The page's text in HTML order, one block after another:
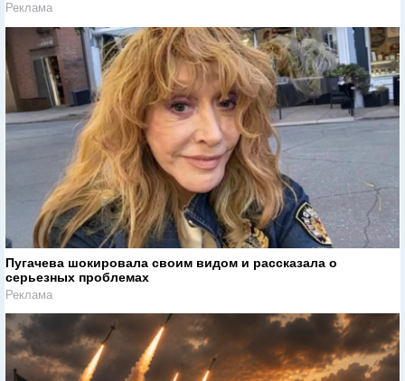
Реклама
Пугачева шокировала своим видом и рассказала о
серьезных проблемах
Реклама